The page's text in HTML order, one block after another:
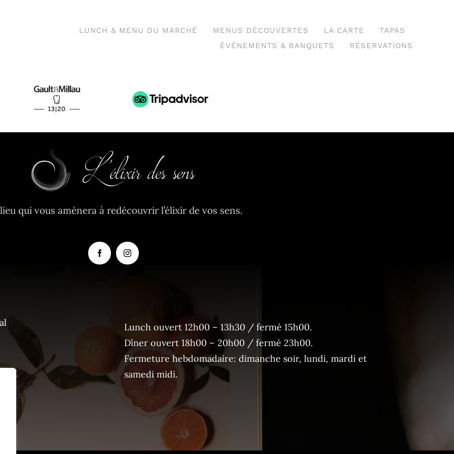
LUNCH & MENU DU MARCHÉ MENUS DÉCOUVERTES LA CARTE
TAPAS
ÉVÉNEMENTS & BANQUETS
RÉSERVATIONS
qui vous amènera à redécouvrir l’élixir de vos sens.
Lunch ouvert 12h00 – 13h30 / fermé 15h00.
Dîner ouvert 18h00 – 20h00 / fermé 23h00.
Fermeture hebdomadaire: dimanche soir, lundi, mardi et
samedi midi.